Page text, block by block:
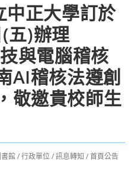
正大學訂於
五)辦理
與電腦稽核
AI稽核法遵創
敬邀貴校師生
書館 / 行政單位 / 訊息轉知 / 首頁公告